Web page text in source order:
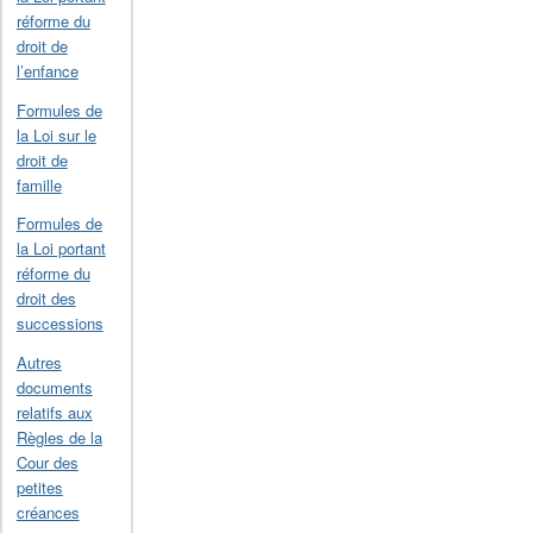
réforme du
droit de
l’enfance
Formules de
la Loi sur le
droit de
famille
Formules de
la Loi portant
réforme du
droit des
successions
Autres
documents
relatifs aux
Règles de la
Cour des
petites
créances